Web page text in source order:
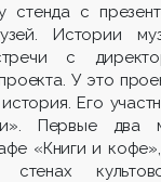
стенда с
Истории
с
У это
Его
Первые два
«Книги и
стенах